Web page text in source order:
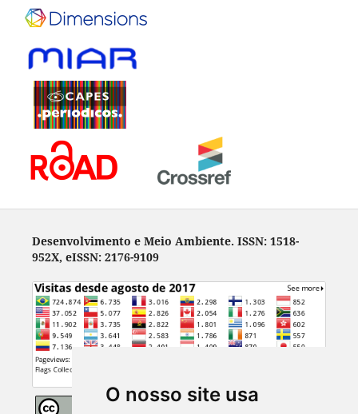
O nosso site usa
Desenvolvimento e Meio Ambiente. ISSN: 1518-
952X, eISSN: 2176-9109